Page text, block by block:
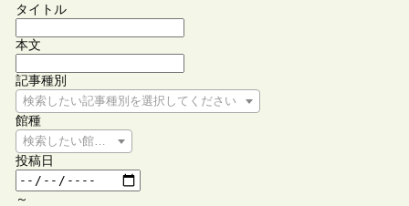
タイトル
本文
記事種別
検索したい記事種別を選択してください
館種
検索したい館種を選択してください
投稿日
～